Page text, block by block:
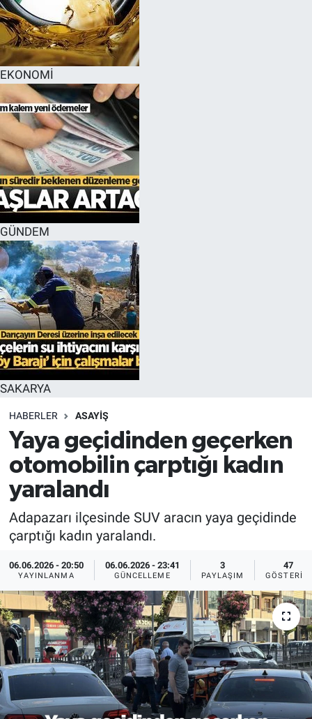
EKONOMİ
GÜNDEM
SAKARYA
HABERLER ASAYİŞ
Yaya geçidinden geçerken
otomobilin çarptığı kadın
yaralandı
Adapazarı ilçesinde SUV aracın yaya geçidinde
çarptığı kadın yaralandı.
06.06.2026 - 20:50
YAYINLANMA
06.06.2026 - 23:41
GÜNCELLEME
3
PAYLAŞIM
47
GÖSTERIM
EĞİTİM
MAGAZİN
ÖZEL HABER
HALK54 PANORAMA